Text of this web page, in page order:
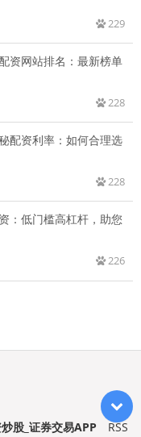
229
资网站排名：最新榜单
228
配资利率：如何合理选
228
：低门槛高杠杆，助您
226
股_证券交易APP RSS